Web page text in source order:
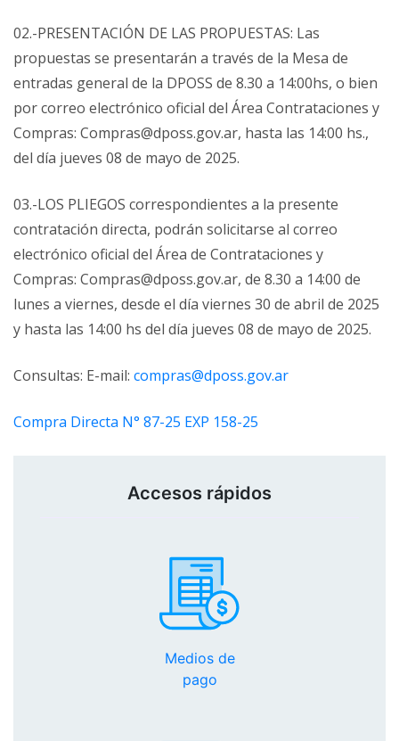
02.-PRESENTACIÓN DE LAS PROPUESTAS: Las
propuestas se presentarán a través de la Mesa de
entradas general de la DPOSS de 8.30 a 14:00hs, o bien
por correo electrónico oficial del Área Contrataciones y
Compras: Compras@dposs.gov.ar, hasta las 14:00 hs.,
del día jueves 08 de mayo de 2025.
03.-LOS PLIEGOS correspondientes a la presente
contratación directa, podrán solicitarse al correo
electrónico oficial del Área de Contrataciones y
Compras: Compras@dposs.gov.ar, de 8.30 a 14:00 de
lunes a viernes, desde el día viernes 30 de abril de 2025
y hasta las 14:00 hs del día jueves 08 de mayo de 2025.
Consultas: E-mail: compras@dposs.gov.ar
Compra Directa N° 87-25 EXP 158-25
Accesos rápidos
Medios de
pago